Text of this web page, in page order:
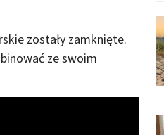
zostały zamknięte.
ze swoim